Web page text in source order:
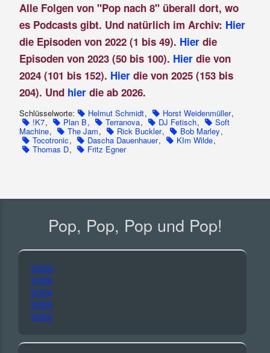
Alle Folgen von "Pop nach 8" überall dort, wo
es Podcasts gibt. Und natürlich im Archiv: Hier
die Episoden von 2022 (1 bis 49). Hierdie
Episoden von 2023 (50 bis 100). Hier die von
2024 (101 bis 152). Hier die von 2025 (153 bis
204). Und hier die ab 2026.
Schlüsselworte: Helmut Schmidt, Horst Weidenmüller,
!K7, Plan B, Terranova, DJ Fetisch, Soft
Machine, The Jam, Rick Buckler, Bob Marley,
Tocotronic, Dascha Dauenhauer, KIm Wilde,
Thomas D, Fritz Egner
Pop, Pop, Pop und Pop!
2026
2025
2024
2023
2022